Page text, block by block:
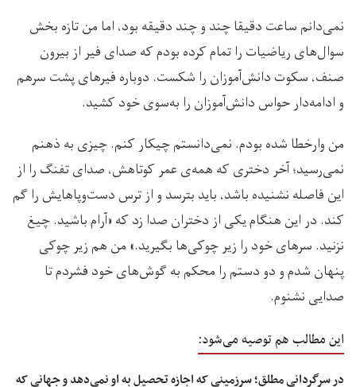
نمی‌دانم ساعت دقیقا چند و چند دقیقه بود، اما من تازه بخش
سوال‌های ریاضیات را تمام کرده بودم که صدای فیر از بیرون
صنف، سکوت دانش‌آموزان را شکست. دوباره فیرهای پشت سرهم
و ادامه‌دار حواس‌ دانش‌آموزان را به‌سوی خود کشید.
من وارخطا شده بودم. نمی‌دانستم چیکار کنم. چیزی به ذهنم
نمی‌رسید؛ آخر دختری که همه‌ی عمر کوتاهش، صدای تفنگ را از
این فاصله نشنیده باشد، باید بترسد و از ترس دست‌وپاهایش را گم
کند. در این هنگام یکی از دختران صدا زد که «آرام باشید. چیغ
نزنید. سرهای خود را زیر چوکی‌ها بگیرید.» من هم زیر چوکی
پنهان شدم و دو دستم را محکم به گوش‌های خود فشردم تا
صدایی نشنوم.
این مطالب هم توصیه می‌شود:
در سرگردانی مطلق؛ سرزمینی که اجازه تحصیل به او نمی‌دهد و جهانی که